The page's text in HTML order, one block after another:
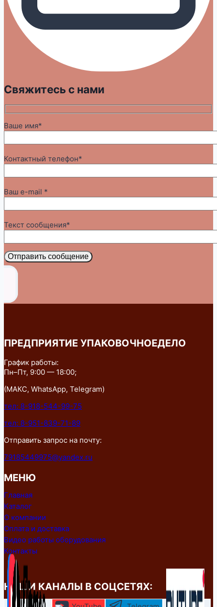
Свяжитесь с нами
Ваше имя*
Контактный телефон*
Ваш e-mail *
Текст сообщения*
Отправить сообщение
ПРЕДПРИЯТИЕ УПАКОВОЧНОЕДЕЛО
График работы:
Пн–Пт, 9:00 — 18:00;
(МАКС, WhatsApp, Telegram)
тел: 8-918-544-99-75
тел: 8-951-839-71-89
Отправить запрос на почту:
79185449975@yandex.ru
МЕНЮ
Главная
Каталог
О компании
Оплата и доставка
Видео работы оборудования
Контакты
НАШИ КАНАЛЫ В СОЦСЕТЯХ: